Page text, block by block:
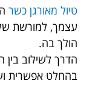
טיול מאורגן כשר
עצמך, למורשת
הולך בה.
הדרך לשילוב
בהחלט אפשרית